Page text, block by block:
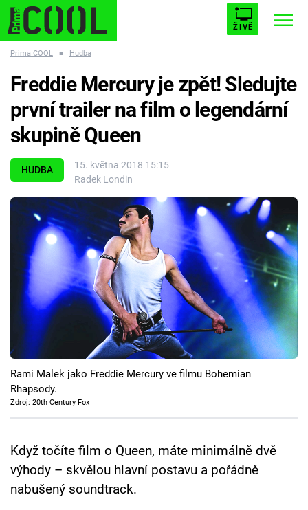
ŽIVĚ
ESCAPE PLNEJ KOTEL AVENGERS 5
Témata
Filmy
Seriály
Hry
Cool Esport
Pořady
TV Program
Sledujte prima+
Přihlášení
Prima COOL ■ Hudba
HUDBA
15. května 2018 15:15
Radek Londin
Freddie Mercury je zpět! Sledujte
první trailer na film o legendární
skupině Queen
Rami Malek jako Freddie Mercury ve filmu Bohemian
Rhapsody.
Zdroj: 20th Century Fox
Když točíte film o Queen, máte minimálně dvě
výhody – skvělou hlavní postavu a pořádně
nabušený soundtrack.